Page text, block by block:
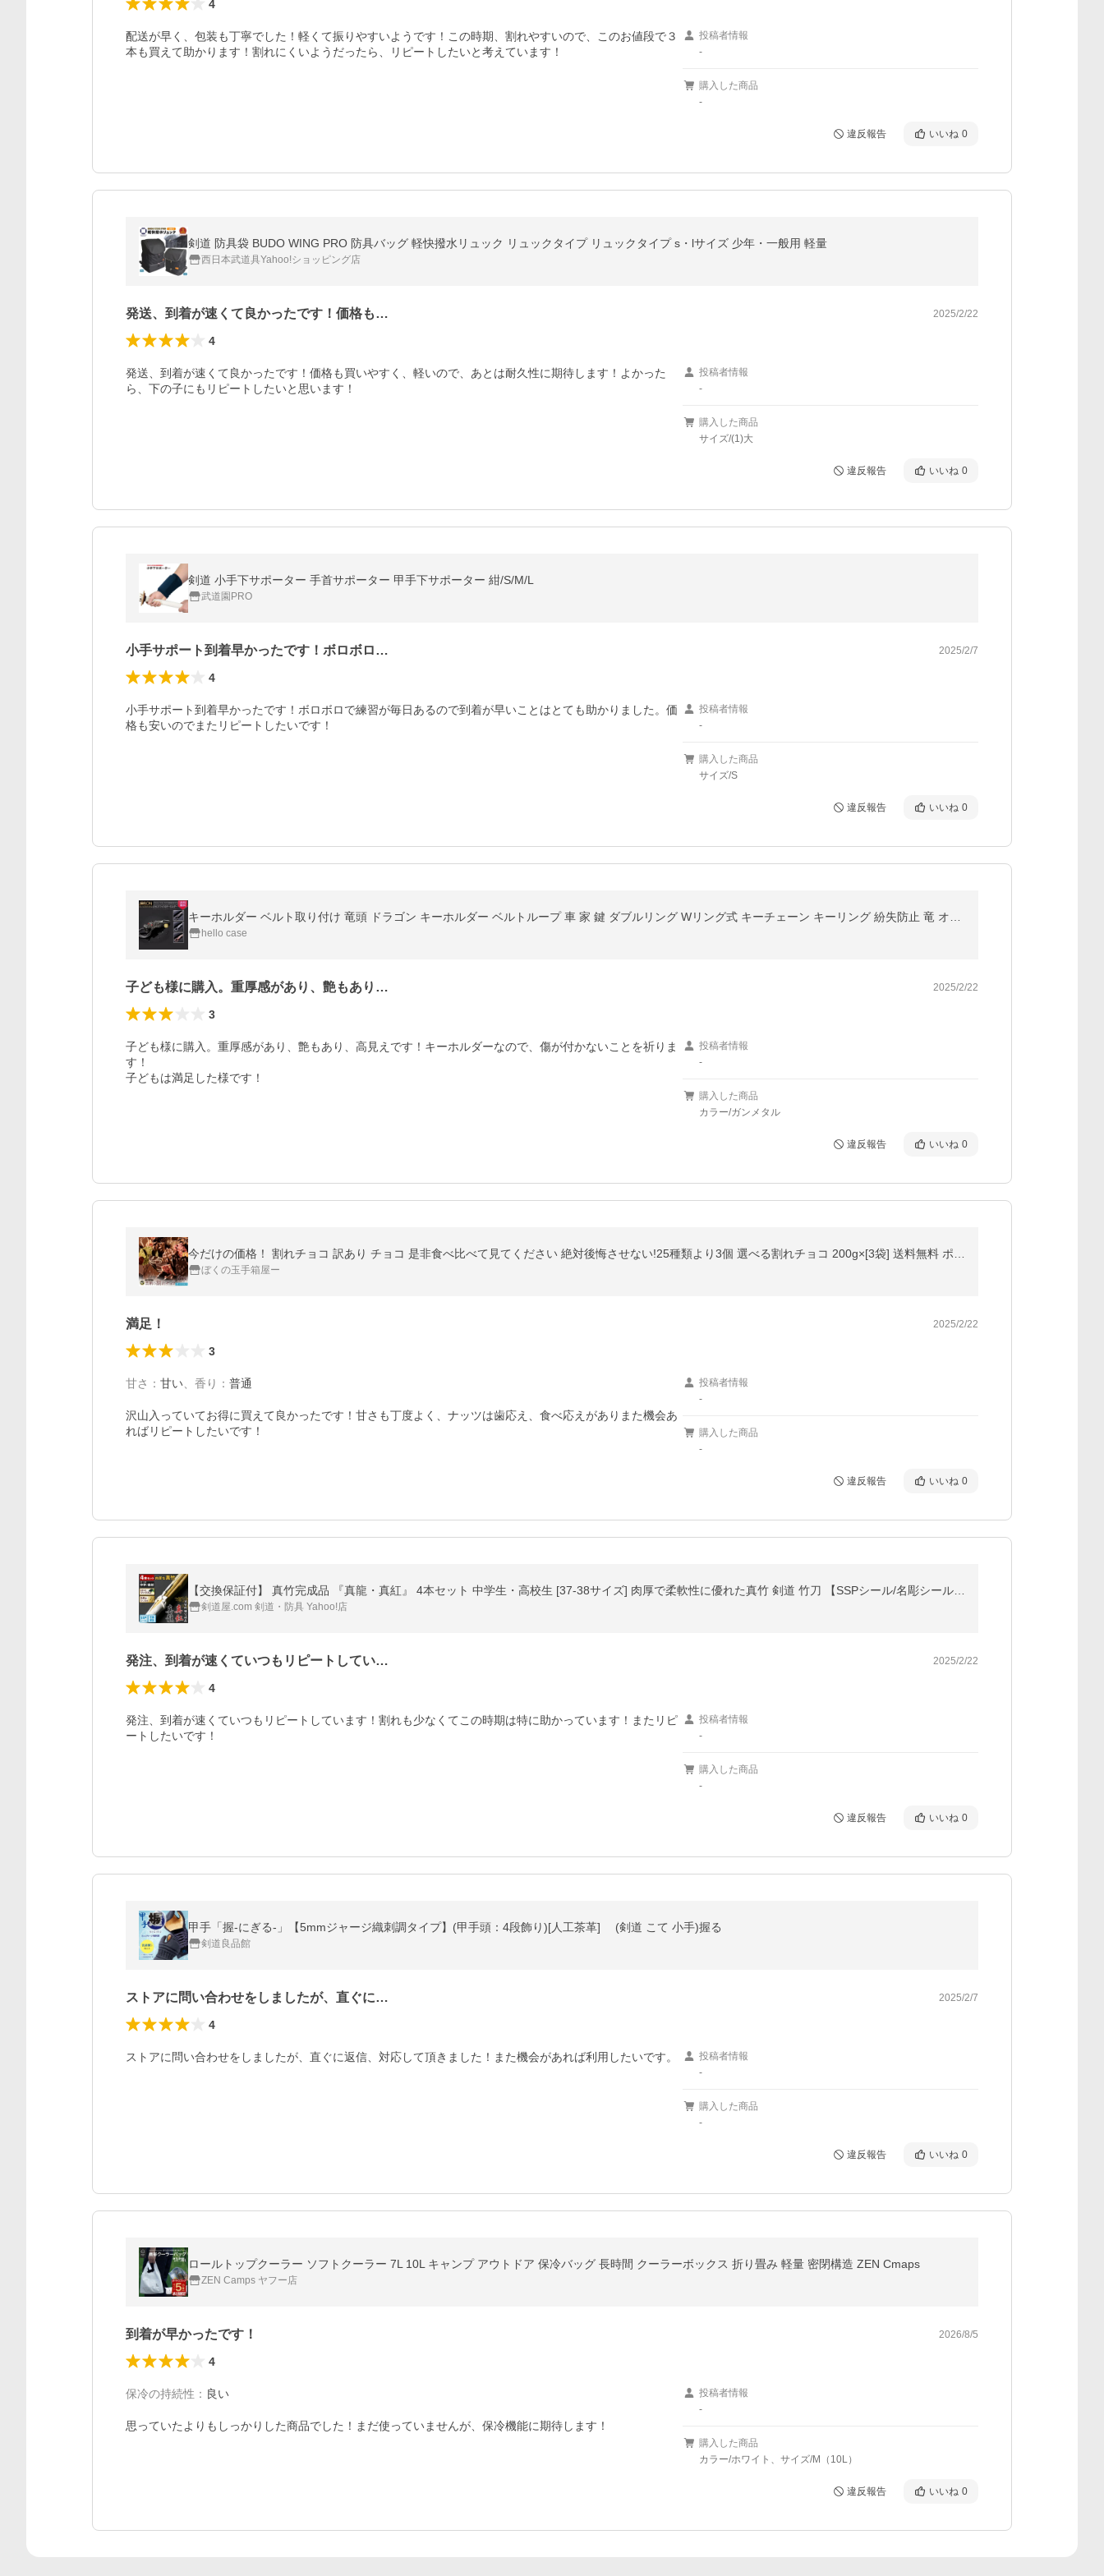
4
配送が早く、包装も丁寧でした！軽くて振りやすいようです！この時期、割れやすいので、このお値段で３
本も買えて助かります！割れにくいようだったら、リピートしたいと考えています！
投稿者情報
-
購入した商品
-
違反報告 いいね 0
剣道 防具袋 BUDO WING PRO 防具バッグ 軽快撥水リュック リュックタイプ リュックタイプ s・lサイズ 少年・一般用 軽量
西日本武道具Yahoo!ショッピング店
発送、到着が速くて良かったです！価格も… 2025/2/22
4
発送、到着が速くて良かったです！価格も買いやすく、軽いので、あとは耐久性に期待します！よかった
ら、下の子にもリピートしたいと思います！
投稿者情報
-
購入した商品
サイズ/(1)大
違反報告 いいね 0
剣道 小手下サポーター 手首サポーター 甲手下サポーター 紺/S/M/L
武道園PRO
小手サポート到着早かったです！ボロボロ… 2025/2/7
4
小手サポート到着早かったです！ボロボロで練習が毎日あるので到着が早いことはとても助かりました。価
格も安いのでまたリピートしたいです！
投稿者情報
-
購入した商品
サイズ/S
違反報告 いいね 0
hello case
子ども様に購入。重厚感があり、艶もあり… 2025/2/22
3
子ども様に購入。重厚感があり、艶もあり、高見えです！キーホルダーなので、傷が付かないことを祈りま
す！
子どもは満足した様です！
投稿者情報
-
購入した商品
カラー/ガンメタル
違反報告 いいね 0
ぼくの玉手箱屋ー
満足！ 2025/2/22
3
甘さ ： 甘い 香り ： 普通
沢山入っていてお得に買えて良かったです！甘さも丁度よく、ナッツは歯応え、食べ応えがありまた機会あ
ればリピートしたいです！
投稿者情報
-
購入した商品
-
違反報告 いいね 0
剣道屋.com 剣道・防具 Yahoo!店
発注、到着が速くていつもリピートしてい… 2025/2/22
4
発注、到着が速くていつもリピートしています！割れも少なくてこの時期は特に助かっています！またリピ
ートしたいです！
投稿者情報
-
購入した商品
-
違反報告 いいね 0
甲手「握-にぎる-」【5mmジャージ織刺調タイプ】(甲手頭：4段飾り)[人工茶革] (剣道 こて 小手)握る
剣道良品館
ストアに問い合わせをしましたが、直ぐに… 2025/2/7
4
ストアに問い合わせをしましたが、直ぐに返信、対応して頂きました！また機会があれば利用したいです。
投稿者情報
-
購入した商品
-
違反報告 いいね 0
ロールトップクーラー ソフトクーラー 7L 10L キャンプ アウトドア 保冷バッグ 長時間 クーラーボックス 折り畳み 軽量 密閉構造 ZEN Cmaps
ZEN Camps ヤフー店
到着が早かったです！ 2026/8/5
4
保冷の持続性 ： 良い
思っていたよりもしっかりした商品でした！まだ使っていませんが、保冷機能に期待します！
投稿者情報
-
購入した商品
カラー/ホワイト、サイズ/M（10L）
違反報告 いいね 0